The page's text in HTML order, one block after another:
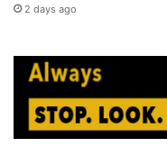
2 days ago